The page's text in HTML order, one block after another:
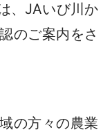
、JAいび川か
のご案内をさ
の方々の農業